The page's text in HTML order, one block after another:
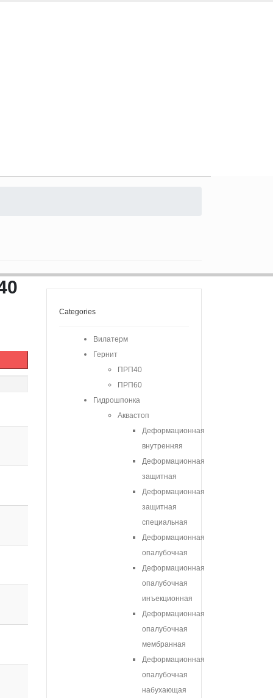
Categories
Вилатерм
Гернит
ПРП40
ПРП60
Гидрошпонка
Аквастоп
Деформационная
внутренняя
Деформационная
защитная
Деформационная
защитная
специальная
Деформационная
опалубочная
Деформационная
опалубочная
инъекционная
Деформационная
опалубочная
мембранная
Деформационная
опалубочная
набухающая